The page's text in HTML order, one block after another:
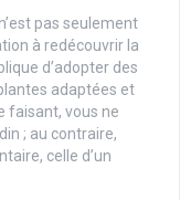
n’est pas seulement
à redécouvrir la
d’adopter des
adaptées et
faisant, vous ne
; au contraire,
celle d’un